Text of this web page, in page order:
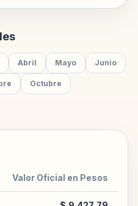
Abril Mayo Junio
Octubre
Valor Oficial en Pesos